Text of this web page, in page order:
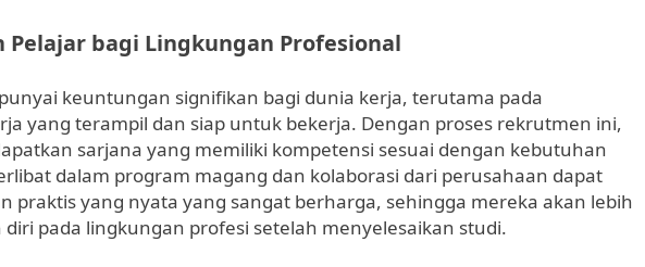
bagi Lingkungan Profesional
keuntungan signifikan bagi dunia kerja, terutama pada
yang terampil dan siap untuk bekerja. Dengan proses rekrutmen ini,
sarjana yang memiliki kompetensi sesuai dengan kebutuhan
dalam program magang dan kolaborasi dari perusahaan dapat
praktis yang nyata yang sangat berharga, sehingga mereka akan lebih
pada lingkungan profesi setelah menyelesaikan studi.